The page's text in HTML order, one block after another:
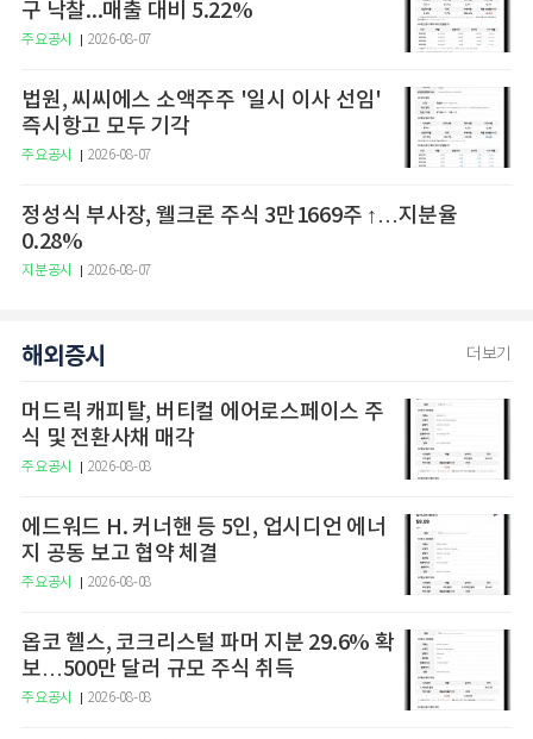
구 낙찰...매출 대비 5.22%
주요공시 2026-08-07
법원, 씨씨에스 소액주주 '일시 이사 선임'
즉시항고 모두 기각
주요공시 2026-08-07
정성식 부사장, 웰크론 주식 3만1669주 ↑…지분율
0.28%
지분공시 2026-08-07
해외증시 더보기
머드릭 캐피탈, 버티컬 에어로스페이스 주
식 및 전환사채 매각
주요공시 2026-08-08
에드워드 H. 커너핸 등 5인, 업시디언 에너
지 공동 보고 협약 체결
주요공시 2026-08-08
옵코 헬스, 코크리스털 파머 지분 29.6% 확
보…500만 달러 규모 주식 취득
주요공시 2026-08-08